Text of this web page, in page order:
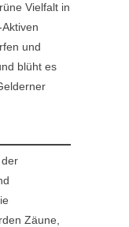
Vielfalt in
und
blüht es
Zäune,